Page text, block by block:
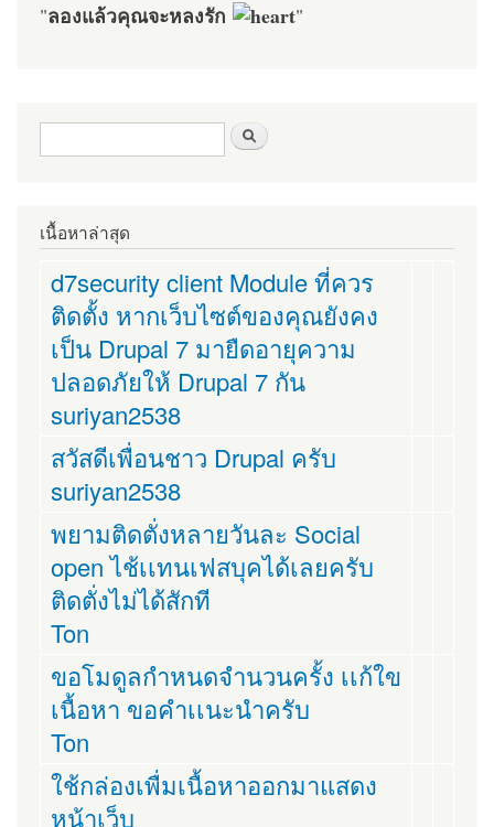
"ลองแล้วคุณจะหลงรัก "
ฟอร์มค้นหา
เนื้อหาล่าสุด
d7security client Module ที่ควร
ติดตั้ง หากเว็บไซต์ของคุณยังคง
เป็น Drupal 7 มายืดอายุความ
ปลอดภัยให้ Drupal 7 กัน
suriyan2538
สวัสดีเพื่อนชาว Drupal ครับ
suriyan2538
พยามติดตั่งหลายวันละ Social
open ไช้เเทนเฟสบุคได้เลยครับ
ติดตั่งไม่ได้สักที
Ton
ขอโมดูลกำหนดจำนวนครั้ง เเก้ใข
เนื้อหา ขอคำเเนะนำครับ
Ton
ใช้กล่องเพื่มเนื้อหาออกมาแสดง
หน้าเว็บ